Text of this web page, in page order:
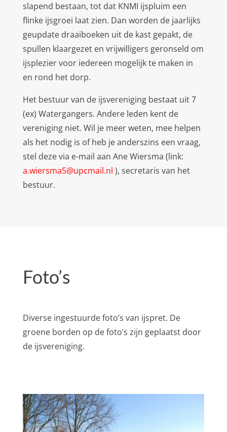
slapend bestaan, tot dat KNMI ijspluim een
flinke ijsgroei laat zien. Dan worden de jaarlijks
geupdate draaiboeken uit de kast gepakt, de
spullen klaargezet en vrijwilligers geronseld om
ijsplezier voor iedereen mogelijk te maken in
en rond het dorp.
Het bestuur van de ijsvereniging bestaat uit 7
(ex) Watergangers. Andere leden kent de
vereniging niet. Wil je meer weten, mee helpen
als het nodig is of heb je anderszins een vraag,
stel deze via e-mail aan Ane Wiersma (link:
a.wiersma5@upcmail.nl ), secretaris van het
bestuur.
Foto’s
Diverse ingestuurde foto’s van ijspret. De
groene borden op de foto’s zijn geplaatst door
de ijsvereniging.